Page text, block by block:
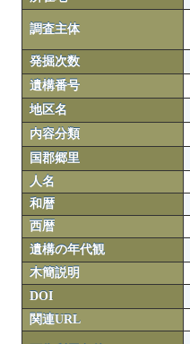
調査主体
発掘次数
遺構番号
地区名
内容分類
国郡郷里
人名
和暦
西暦
遺構の年代観
木簡説明
DOI
関連URL